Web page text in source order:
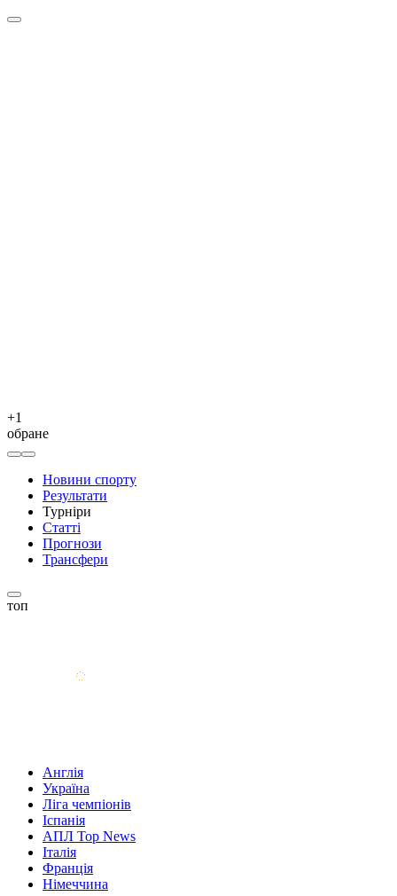
+1
обране
Новини спорту
Результати
Турніри
Статті
Прогнози
Трансфери
топ
Англія
Україна
Ліга чемпіонів
Іспанія
АПЛ Top News
Італія
Франція
Німеччина